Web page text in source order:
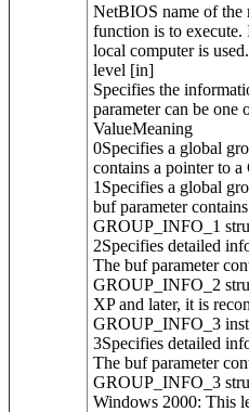
NetBIOS name of the
function is to
local computer is used.
level [in]
Specifies the
parameter can be
ValueMeaning
0Specifies a global
contains a pointer to
1Specifies a global
buf parameter
GROUP_INFO_1
2Specifies detailed
The buf parameter
GROUP_INFO_2
XP and later, it is
GROUP_INFO_3
3Specifies detailed
The buf parameter
GROUP_INFO_3
Windows 2000: This